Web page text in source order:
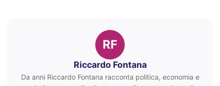
RF
Riccardo Fontana
Da anni Riccardo Fontana racconta politica, economia e